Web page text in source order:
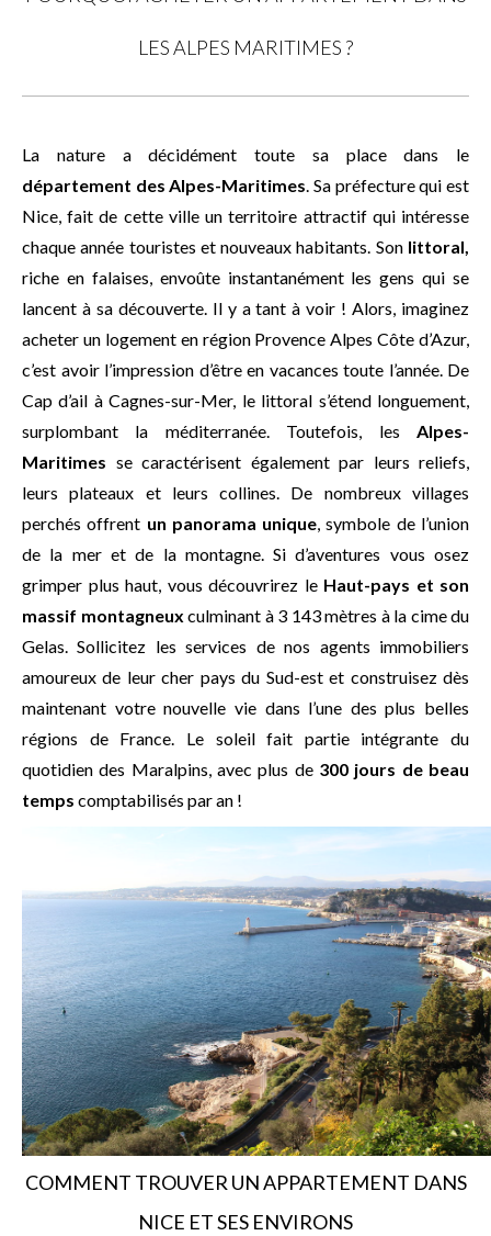
LES ALPES MARITIMES ?
La nature a décidément toute sa place dans le
département des Alpes-Maritimes. Sa préfecture qui est
Nice, fait de cette ville un territoire attractif qui intéresse
chaque année touristes et nouveaux habitants. Sonlittoral,
riche en falaises, envoûte instantanément les gens qui se
lancent à sa découverte. Il y a tant à voir ! Alors, imaginez
acheter un logement en région Provence Alpes Côte d’Azur,
c’est avoir l’impression d’être en vacances toute l’année. De
Cap d’ail à Cagnes-sur-Mer, le littoral s’étend longuement,
surplombant la méditerranée. Toutefois, les Alpes-
Maritimes se caractérisent également par leurs reliefs,
leurs plateaux et leurs collines. De nombreux villages
perchés offrent un panorama unique, symbole de l’union
de la mer et de la montagne. Si d’aventures vous osez
grimper plus haut, vous découvrirez le Haut-pays et son
massif montagneux culminant à 3 143 mètres à la cime du
Gelas. Sollicitez les services de nos agents immobiliers
amoureux de leur cher pays du Sud-est et construisez dès
maintenant votre nouvelle vie dans l’une des plus belles
régions de France. Le soleil fait partie intégrante du
quotidien des Maralpins, avec plus de 300 jours de beau
temps comptabilisés par an !
COMMENT TROUVER UN APPARTEMENT DANS
NICE ET SES ENVIRONS